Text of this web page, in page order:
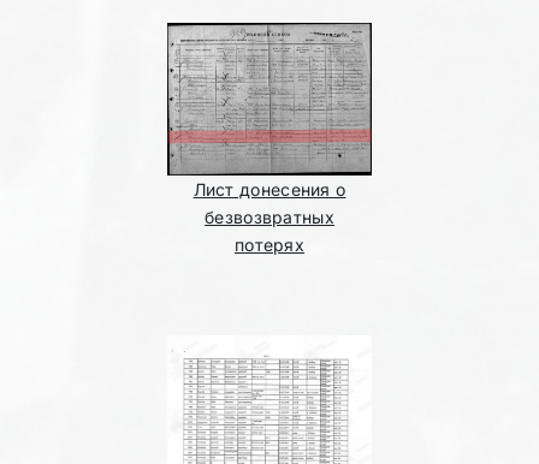
Лист донесения о
безвозвратных
потерях